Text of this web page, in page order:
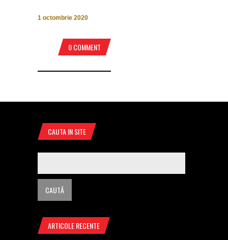
1 octombrie 2020
0 COMMENT
CAUTA IN SITE
ARTICOLE RECENTE